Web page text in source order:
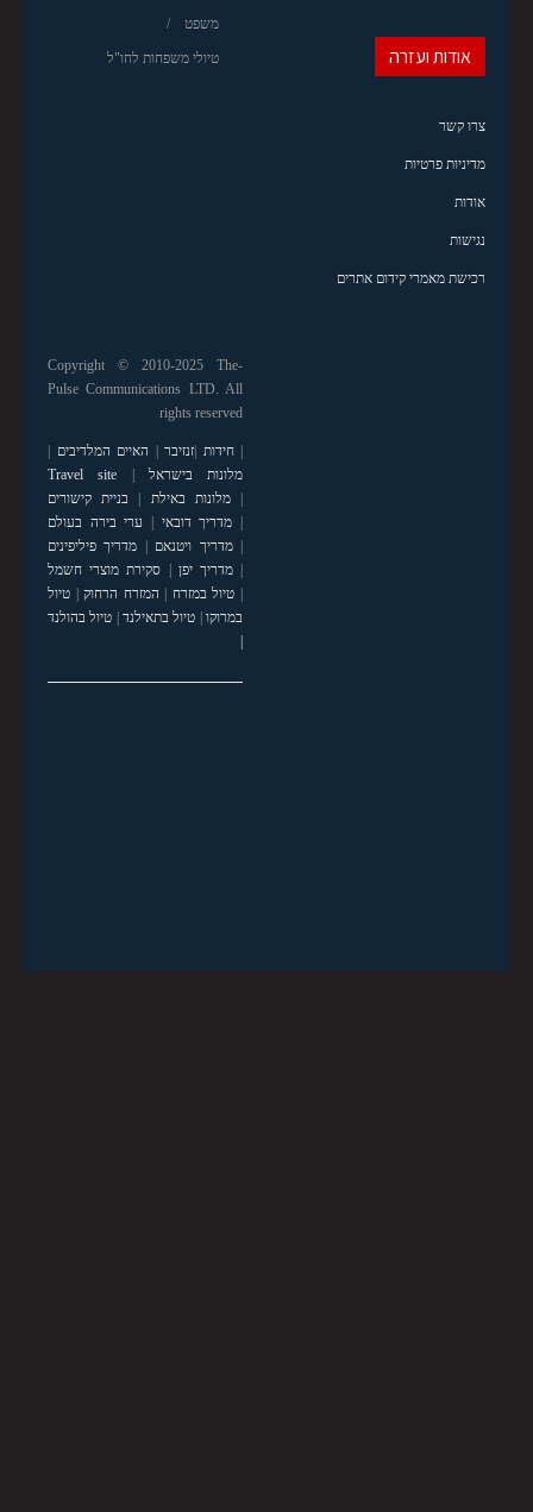
משפט
טיולי משפחות לחו"ל אודות ועזרה
צרו קשר
מדיניות פרטיות
אודות
נגישות
רכישת מאמרי קידום אתרים
Copyright © 2010-2025 The-
Pulse Communications LTD. All
rights reserved
|חידות זנזיבר האיים המלדיבים
מלונות בישראל
Travel site
|מלונות באילת
בניית קישורים
מדריך דובאי
ערי בירה בעולם
|מדריך ויטנאם
מדריך פיליפינים
|מדריך יפן
סקירת מוצרי חשמל
טיול במזרח המזרח הרחוק| טיול
במרוקו| טיול בתאילנד| טיול בהולנד